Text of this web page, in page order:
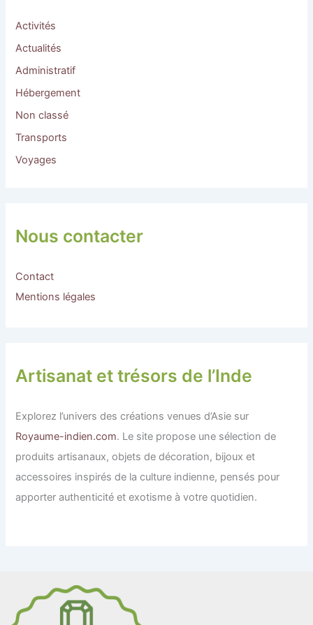
Activités
Actualités
Administratif
Hébergement
Non classé
Transports
Voyages
Nous contacter
Contact
Mentions légales
Artisanat et trésors de l’Inde
Explorez l’univers des créations venues d’Asie sur
Royaume-indien.com. Le site propose une sélection de
produits artisanaux, objets de décoration, bijoux et
accessoires inspirés de la culture indienne, pensés pour
apporter authenticité et exotisme à votre quotidien.